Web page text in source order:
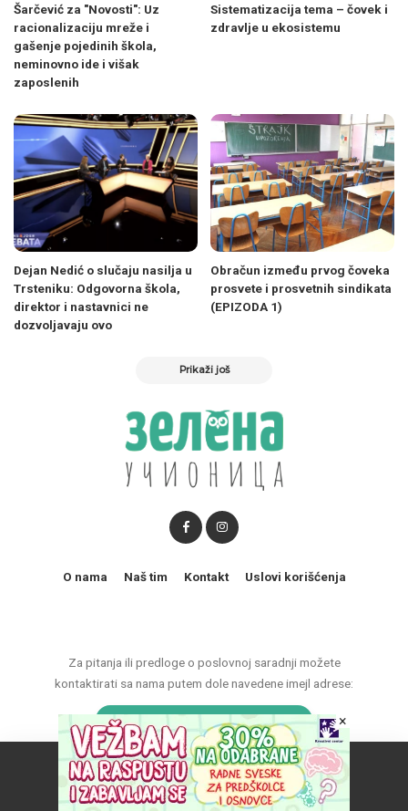
Šarčević za "Novosti": Uz
racionalizaciju mreže i
gašenje pojedinih škola,
neminovno ide i višak
zaposlenih
Sistematizacija tema – čovek i
zdravlje u ekosistemu
Dejan Nedić o slučaju nasilja u
Trsteniku: Odgovorna škola,
direktor i nastavnici ne
dozvoljavaju ovo
Obračun između prvog čoveka
prosvete i prosvetnih sindikata
(EPIZODA 1)
Prikaži još
Za pitanja ili predloge o poslovnoj saradnji možete
kontaktirati sa nama putem dole navedene imejl adrese:
marketing@zelenaucionica.com
O nama Naš tim Kontakt Uslovi korišćenja
© 2011-2024 Copyright by Zelena učionica. All Rights reserved.
Naš vebsajt koristi kolačiće da poboljša vaše iskustvo.
Prihvatam
×